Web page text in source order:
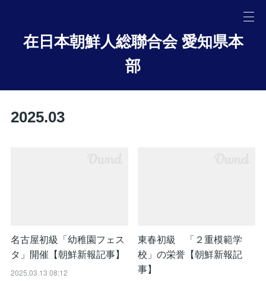
在日本朝鮮人総聯合会 愛知県本
部
2025.03
名古屋初級「幼稚園フェス
タ」開催【朝鮮新報記事】
2025.03.13 08:12
東春初級 「２重模範学
校」の栄誉【朝鮮新報記
事】